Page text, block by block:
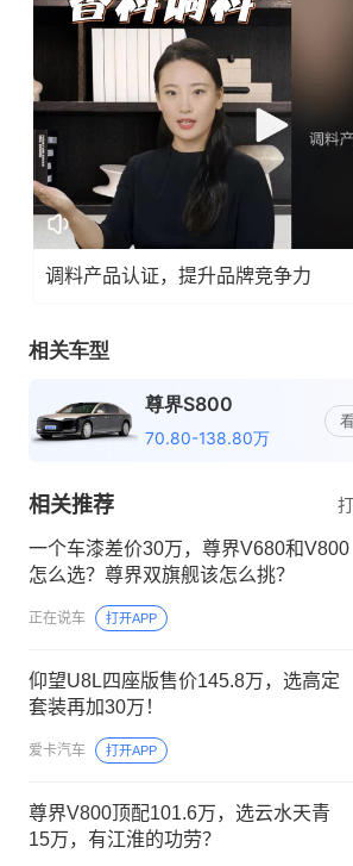
调料产品认证，提升品牌竞争力
相关推荐
一个车漆差价30万，尊界V680和V800
怎么选？尊界双旗舰该怎么挑？
正在说车 打开APP
仰望U8L四座版售价145.8万，选高定
套装再加30万！
爱卡汽车 打开APP
尊界V800顶配101.6万，选云水天青
15万，有江淮的功劳？